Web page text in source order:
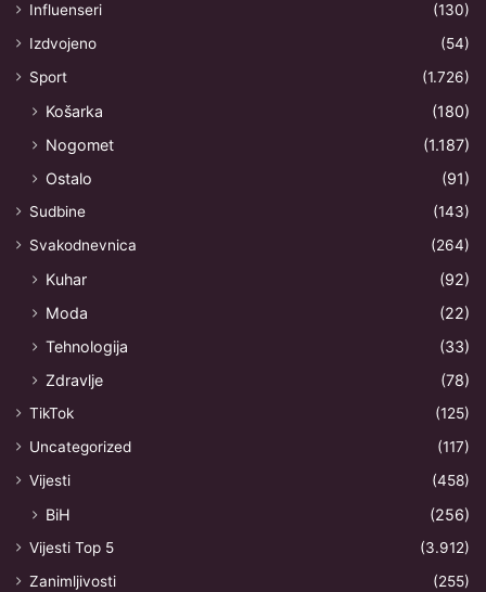
Influenseri
(130)
Izdvojeno
(54)
Sport
(1.726)
Košarka
(180)
Nogomet
(1.187)
Ostalo
(91)
Sudbine
(143)
Svakodnevnica
(264)
Kuhar
(92)
Moda
(22)
Tehnologija
(33)
Zdravlje
(78)
TikTok
(125)
Uncategorized
(117)
Vijesti
(458)
BiH (256)
Vijesti Top 5
(3.912)
Zanimljivosti
(255)